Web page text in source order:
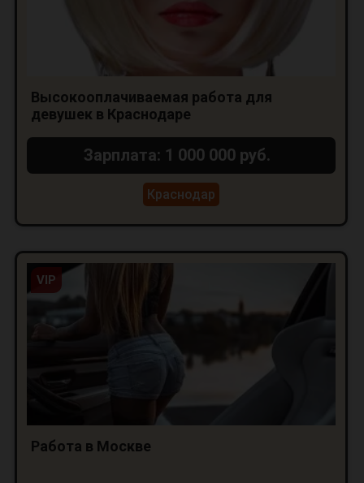
Высокооплачиваемая работа для
девушек в Краснодаре
Зарплата: 1 000 000 руб.
Краснодар
VIP
Работа в Москве